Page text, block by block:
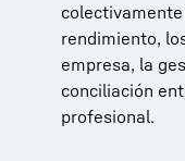
rendimiento,
empresa, la
conciliación
profesional.
el grupo
abanico de
amplio.